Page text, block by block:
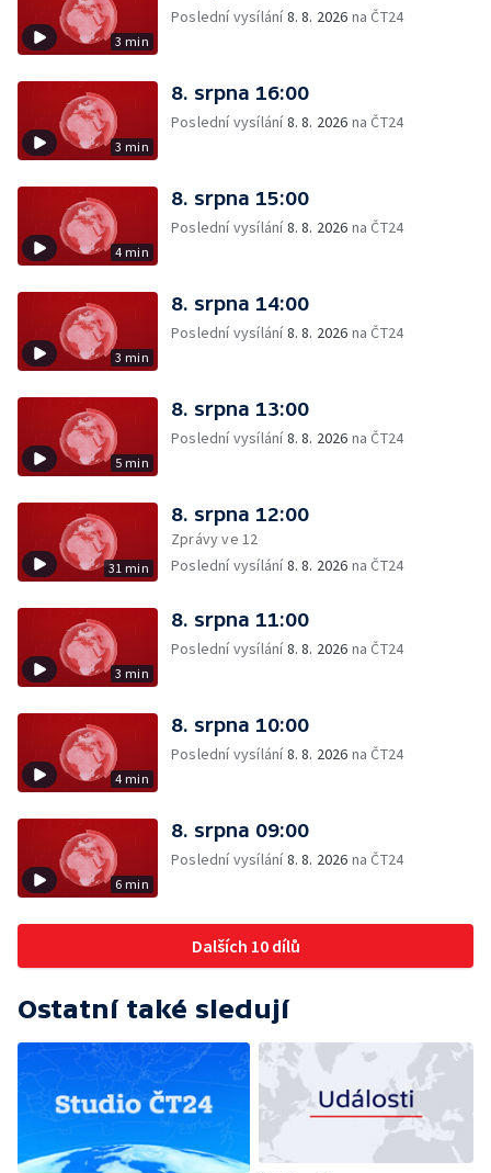
3 min
Poslední vysílání8. 8. 2026 na ČT24
3 min
8. srpna 16:00
Poslední vysílání8. 8. 2026 na ČT24
4 min
8. srpna 15:00
Poslední vysílání8. 8. 2026 na ČT24
3 min
8. srpna 14:00
Poslední vysílání8. 8. 2026 na ČT24
5 min
8. srpna 13:00
Poslední vysílání8. 8. 2026 na ČT24
31 min
8. srpna 12:00
Zprávy ve 12
Poslední vysílání8. 8. 2026 na ČT24
3 min
8. srpna 11:00
Poslední vysílání8. 8. 2026 na ČT24
4 min
8. srpna 10:00
Poslední vysílání8. 8. 2026 na ČT24
6 min
8. srpna 09:00
Poslední vysílání8. 8. 2026 na ČT24
Dalších 10 dílů
Ostatní také sledují